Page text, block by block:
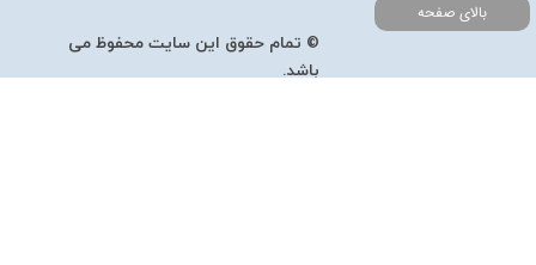
© تمام حقوق این سایت محفوظ می
باشد.
بالای صفحه